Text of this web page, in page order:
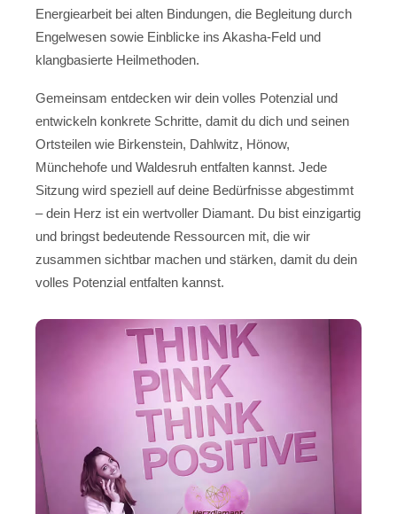
Energiearbeit bei alten Bindungen, die Begleitung durch
Engelwesen sowie Einblicke ins Akasha-Feld und
klangbasierte Heilmethoden.
Gemeinsam entdecken wir dein volles Potenzial und
entwickeln konkrete Schritte, damit du dich und seinen
Ortsteilen wie Birkenstein, Dahlwitz, Hönow,
Münchehofe und Waldesruh entfalten kannst. Jede
Sitzung wird speziell auf deine Bedürfnisse abgestimmt
– dein Herz ist ein wertvoller Diamant. Du bist einzigartig
und bringst bedeutende Ressourcen mit, die wir
zusammen sichtbar machen und stärken, damit du dein
volles Potenzial entfalten kannst.